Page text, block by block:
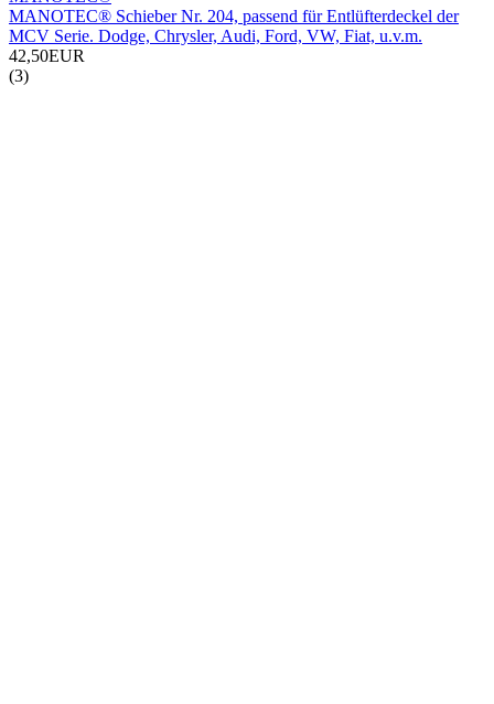
MANOTEC® Schieber Nr. 204, passend für Entlüfterdeckel der
MCV Serie. Dodge, Chrysler, Audi, Ford, VW, Fiat, u.v.m.
42,50EUR
(3)